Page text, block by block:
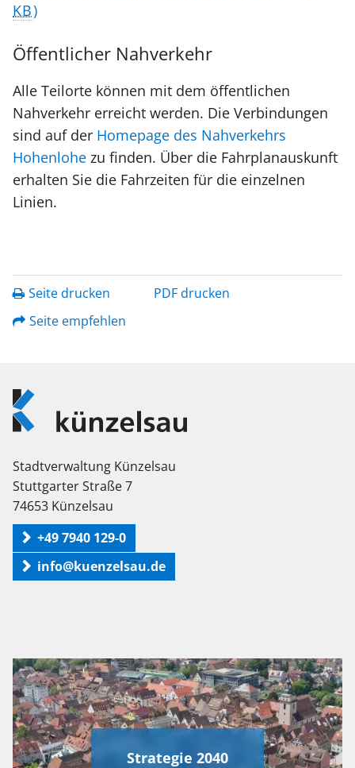
KB)
Öffentlicher Nahverkehr
Alle Teilorte können mit dem öffentlichen
Nahverkehr erreicht werden. Die Verbindungen
sind auf der Homepage des Nahverkehrs
Hohenlohe zu finden. Über die Fahrplanauskunft
erhalten Sie die Fahrzeiten für die einzelnen
Linien.
Seite drucken
PDF drucken
Seite empfehlen
Logo
Künzelsau
Stadtverwaltung Künzelsau
Stuttgarter Straße 7
74653 Künzelsau
+49 7940 129-0
info@kuenzelsau.de
Strategie 2040